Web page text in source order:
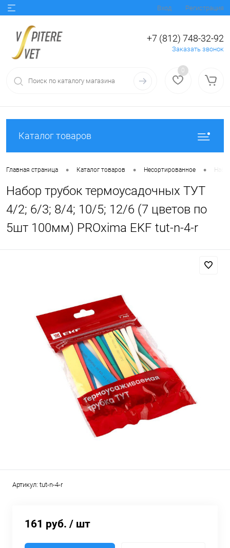
Вход Регистрация
+7 (812) 748-32-92
Заказать звонок
0
Каталог товаров
Главная страница • Каталог товаров • Несортированное •
Набор трубок термоусадочных ТУТ
4/2; 6/3; 8/4; 10/5; 12/6 (7 цветов по
5шт 100мм) PROxima EKF tut-n-4-r
Артикул: tut-n-4-r
161 руб. / шт